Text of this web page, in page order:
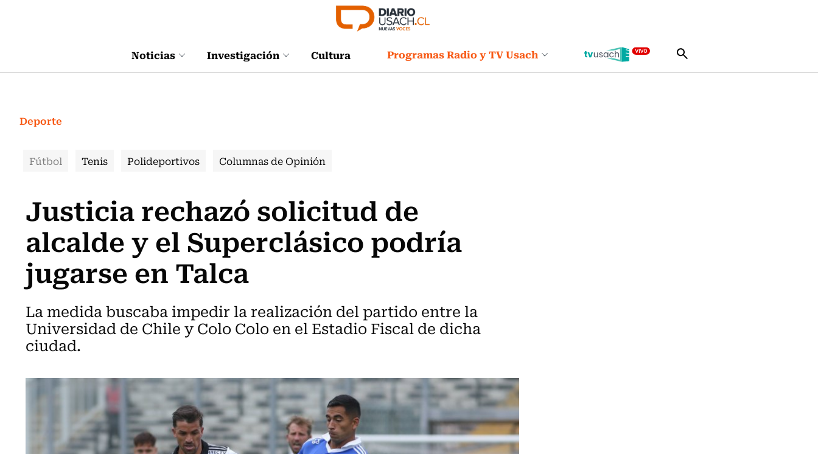
Noticias Investigación Cultura Programas Radio y TV Usach
Deporte
Fútbol Tenis Polideportivos Columnas de Opinión
Justicia rechazó solicitud de
alcalde y el Superclásico podría
jugarse en Talca
La medida buscaba impedir la realización del partido entre la
Universidad de Chile y Colo Colo en el Estadio Fiscal de dicha
ciudad.